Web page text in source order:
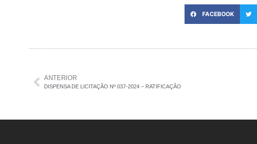
FACEBOOK
ANTERIOR
DISPENSA DE LICITAÇÃO Nº 037-2024 – RATIFICAÇÃO